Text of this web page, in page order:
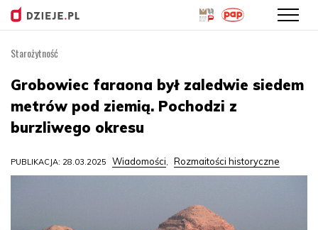
treści
Starożytność
Grobowiec faraona był zaledwie siedem
metrów pod ziemią. Pochodzi z
burzliwego okresu
PUBLIKACJA: 28.03.2025 Wiadomości, Rozmaitości historyczne